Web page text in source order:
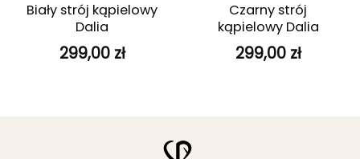
Biały strój kąpielowy
Dalia
299,00 zł
Czarny strój
kąpielowy Dalia
299,00 zł